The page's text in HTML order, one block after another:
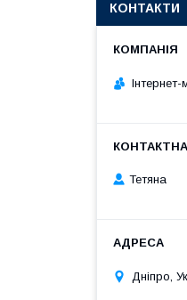
КОНТАКТИ
Тетяна
Дніпро,